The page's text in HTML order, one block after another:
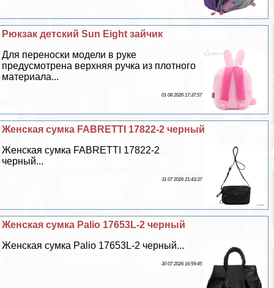
Рюкзак детский Sun Eight зайчик
Для переноски модели в руке
предусмотрена верхняя ручка из плотного
материала...
01 08 2026 17:37:57
Женская сумка FABRETTI 17822-2 черный
Женская сумка FABRETTI 17822-2
черный...
31 07 2026 21:43:37
Женская сумка Palio 17653L-2 черный
Женская сумка Palio 17653L-2 черный...
30 07 2026 16:59:45